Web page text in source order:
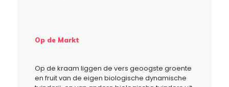
Op de Markt
Op de kraam liggen de vers geoogste groente
en fruit van de eigen biologische dynamische